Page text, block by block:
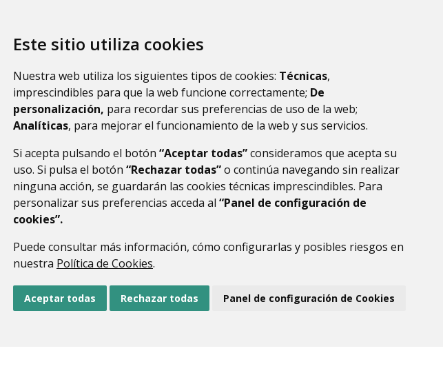
Este sitio utiliza cookies
Nuestra web utiliza los siguientes tipos de cookies: Técnicas,
imprescindibles para que la web funcione correctamente; De
personalización, para recordar sus preferencias de uso de la web;
Analíticas, para mejorar el funcionamiento de la web y sus servicios.
Si acepta pulsando el botón “Aceptar todas”consideramos que acepta su
uso. Si pulsa el botón “Rechazar todas”o continúa navegando sin realizar
ninguna acción, se guardarán las cookies técnicas imprescindibles. Para
personalizar sus preferencias acceda al “Panel de configuración de
cookies”.
Puede consultar más información, cómo configurarlas y posibles riesgos en
nuestra Política de Cookies.
Aceptar todas Rechazar todas Panel de configuración de Cookies
hace
la ribagorza
provincial de
huesca
AVISO LEGAL PROTECCIÓN DE DATOS